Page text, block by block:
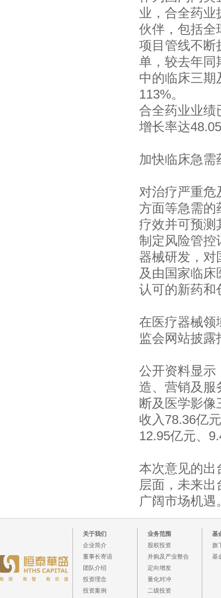
业，合全药业
伙伴，包括全
项目管线不断
单，较去年同
中的临床三期
113%。
合全药业业绩
增长率达
加快临床急需
对治疗严重危
方面等急需的
疗效并可预测
制定风险管控
器械研发，对
及由国家临床
认可的新药和
在医疗器械领
监会网站披
公开资料显示
造、营销及服
断及医学影
收入78.36亿
12.95亿元、
本次意见的出
层面，未来
广阔市场机遇
关于我们
企业简介
董事长寄语
团队介绍
投资理念
投资案例
业务范围
股权投资
并购及产业整合
定向增发
量化对冲
二级投资
基
旗
基